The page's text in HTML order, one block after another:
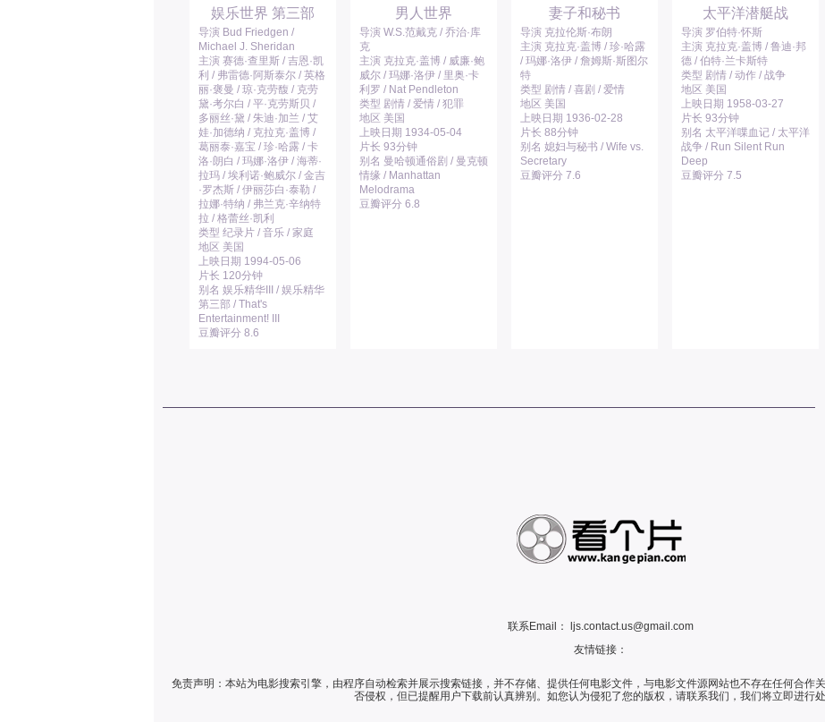
娱乐世界 第三部
导演 Bud Friedgen /
Michael J. Sheridan
主演 赛德·查里斯 / 吉恩·凯
利 / 弗雷德·阿斯泰尔 / 英格
丽·褒曼 / 琼·克劳馥 / 克劳
黛·考尔白 / 平·克劳斯贝 /
多丽丝·黛 / 朱迪·加兰 / 艾
娃·加德纳 / 克拉克·盖博 /
葛丽泰·嘉宝 / 珍·哈露 / 卡
洛·朗白 / 玛娜·洛伊 / 海蒂·
拉玛 / 埃利诺·鲍威尔 / 金吉
·罗杰斯 / 伊丽莎白·泰勒 /
拉娜·特纳 / 弗兰克·辛纳特
拉 / 格蕾丝·凯利
类型 纪录片 / 音乐 / 家庭
地区 美国
上映日期 1994-05-06
片长 120分钟
别名 娱乐精华III / 娱乐精华
第三部 / That's
Entertainment! III
豆瓣评分 8.6
男人世界
导演 W.S.范戴克 / 乔治·库
克
主演 克拉克·盖博 / 威廉·鲍
威尔 / 玛娜·洛伊 / 里奥·卡
利罗 / Nat Pendleton
类型 剧情 / 爱情 / 犯罪
地区 美国
上映日期 1934-05-04
片长 93分钟
别名 曼哈顿通俗剧 / 曼克顿
情缘 / Manhattan
Melodrama
豆瓣评分 6.8
妻子和秘书
导演 克拉伦斯·布朗
主演 克拉克·盖博 / 珍·哈露
/ 玛娜·洛伊 / 詹姆斯·斯图尔
特
类型 剧情 / 喜剧 / 爱情
地区 美国
上映日期 1936-02-28
片长 88分钟
别名 媳妇与秘书 / Wife vs.
Secretary
豆瓣评分 7.6
太平洋潜艇战
导演 罗伯特·怀斯
主演 克拉克·盖博 / 鲁迪·邦
德 / 伯特·兰卡斯特
类型 剧情 / 动作 / 战争
地区 美国
上映日期 1958-03-27
片长 93分钟
别名 太平洋喋血记 / 太平洋
战争 / Run Silent Run
Deep
豆瓣评分 7.5
联系Email：
ljs.contact.us@gmail.com
友情链接：
免责声明：本站为电影搜索引擎，由程序自动检索并展示搜索链接，并不存储、提供任何电影文件，与电影文件源网站也不存在任何合作
否侵权，但已提醒用户下载前认真辨别。如您认为侵犯了您的版权，请联系我们，我们将立即进行处